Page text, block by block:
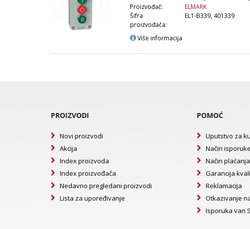
Proizvođač:
ELMARK
Šifra
proizvođača:
EL1-B339, 401339
Više informacija
PROIZVODI
Novi proizvodi
Akcija
Index proizvoda
Index proizvođača
Nedavno pregledani proizvodi
Lista za upoređivanje
POMOĆ
Uputstvo za
Način isporuke
Način plaćanja
Garancija
Reklamacija
Otkazivanje
Isporuka van